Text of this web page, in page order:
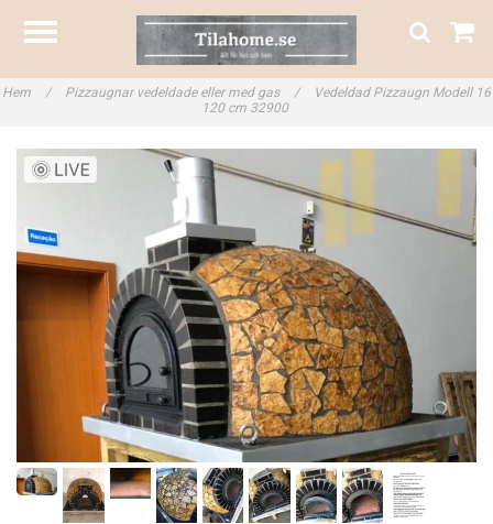
Hem / Pizzaugnar vedeldade eller med gas /
Vedeldad Pizzaugn Modell 16
120 cm 32900